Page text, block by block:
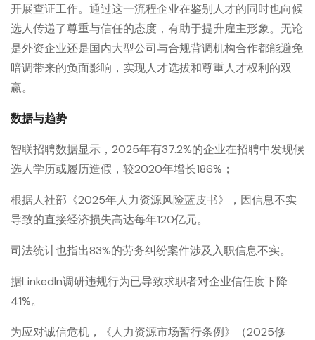
开展查证工作。通过这一流程企业在鉴别人才的同时也向候
选人传递了尊重与信任的态度，有助于提升雇主形象。无论
是外资企业还是国内大型公司与合规背调机构合作都能避免
暗调带来的负面影响，实现人才选拔和尊重人才权利的双
赢。
数据与趋势
智联招聘数据显示，2025年有37.2%的企业在招聘中发现候
选人学历或履历造假，较2020年增长186%；
根据人社部《2025年人力资源风险蓝皮书》，因信息不实
导致的直接经济损失高达每年120亿元。
司法统计也指出83%的劳务纠纷案件涉及入职信息不实。
据LinkedIn调研违规行为已导致求职者对企业信任度下降
41%。
为应对诚信危机，《人力资源市场暂行条例》（2025修